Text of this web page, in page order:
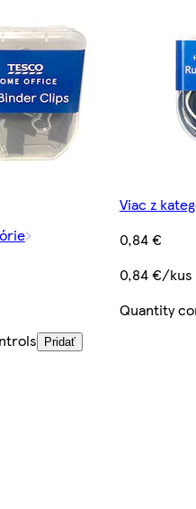
Pridať
Viac z
0,84 €
0,84 €/kus
Quantity